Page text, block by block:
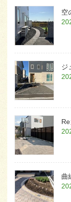
空
ジ
曲